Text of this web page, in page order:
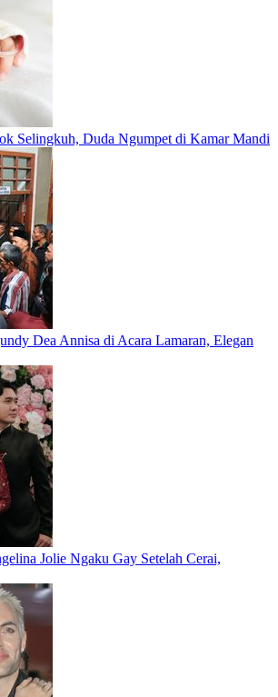
Selingkuh, Duda Ngumpet di Kamar Mandi
Dea Annisa di Acara Lamaran, Elegan
Jolie Ngaku Gay Setelah Cerai,